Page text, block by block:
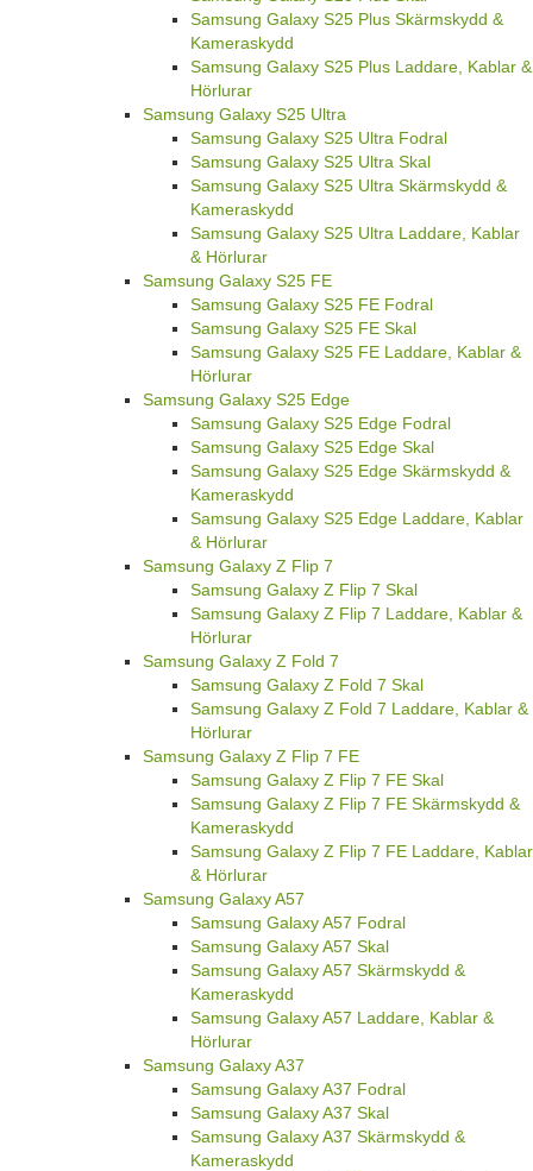
Samsung Galaxy S25 Plus Skärmskydd &
Kameraskydd
Samsung Galaxy S25 Plus Laddare, Kablar &
Hörlurar
Samsung Galaxy S25 Ultra
Samsung Galaxy S25 Ultra Fodral
Samsung Galaxy S25 Ultra Skal
Samsung Galaxy S25 Ultra Skärmskydd &
Kameraskydd
Samsung Galaxy S25 Ultra Laddare, Kablar
& Hörlurar
Samsung Galaxy S25 FE
Samsung Galaxy S25 FE Fodral
Samsung Galaxy S25 FE Skal
Samsung Galaxy S25 FE Laddare, Kablar &
Hörlurar
Samsung Galaxy S25 Edge
Samsung Galaxy S25 Edge Fodral
Samsung Galaxy S25 Edge Skal
Samsung Galaxy S25 Edge Skärmskydd &
Kameraskydd
Samsung Galaxy S25 Edge Laddare, Kablar
& Hörlurar
Samsung Galaxy Z Flip 7
Samsung Galaxy Z Flip 7 Skal
Samsung Galaxy Z Flip 7 Laddare, Kablar &
Hörlurar
Samsung Galaxy Z Fold 7
Samsung Galaxy Z Fold 7 Skal
Samsung Galaxy Z Fold 7 Laddare, Kablar &
Hörlurar
Samsung Galaxy Z Flip 7 FE
Samsung Galaxy Z Flip 7 FE Skal
Samsung Galaxy Z Flip 7 FE Skärmskydd &
Kameraskydd
Samsung Galaxy Z Flip 7 FE Laddare, Kablar
& Hörlurar
Samsung Galaxy A57
Samsung Galaxy A57 Fodral
Samsung Galaxy A57 Skal
Samsung Galaxy A57 Skärmskydd &
Kameraskydd
Samsung Galaxy A57 Laddare, Kablar &
Hörlurar
Samsung Galaxy A37
Samsung Galaxy A37 Fodral
Samsung Galaxy A37 Skal
Samsung Galaxy A37 Skärmskydd &
Kameraskydd